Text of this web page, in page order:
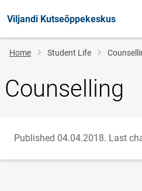
Viljandi Kutseõppekeskus
Breadcrumb
Home Student Life
Counselling
Published 04.04.2018. Last